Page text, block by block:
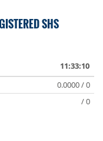
SHS
11:33:10
0.0000 / 0
/ 0